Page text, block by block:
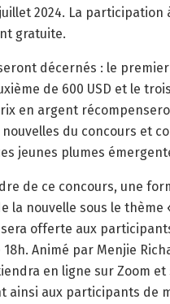
2024. La participation
gratuite.
décernés : le
de 600 USD et le
en argent
du concours et
jeunes plumes
de ce concours, une
la nouvelle sous le thème
offerte aux
Animé par Menjie
en ligne sur Zoom et
ainsi aux participants de